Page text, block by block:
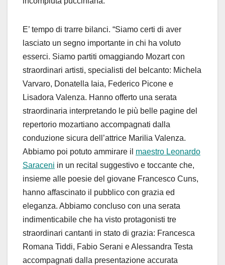
E’ tempo di trarre bilanci. “Siamo certi di aver
lasciato un segno importante in chi ha voluto
esserci. Siamo partiti omaggiando Mozart con
straordinari artisti, specialisti del belcanto: Michela
Varvaro, Donatella Iaia, Federico Picone e
Lisadora Valenza. Hanno offerto una serata
straordinaria interpretando le più belle pagine del
repertorio mozartiano accompagnati dalla
conduzione sicura dell’attrice Marilia Valenza.
Abbiamo poi potuto ammirare il maestro Leonardo
Saraceni in un recital suggestivo e toccante che,
insieme alle poesie del giovane Francesco Cuns,
hanno affascinato il pubblico con grazia ed
eleganza. Abbiamo concluso con una serata
indimenticabile che ha visto protagonisti tre
straordinari cantanti in stato di grazia: Francesca
Romana Tiddi, Fabio Serani e Alessandra Testa
accompagnati dalla presentazione accurata